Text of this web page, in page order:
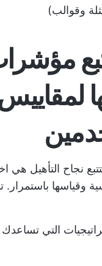
وقوالب)
نجاح التأهيل هي
وقياسها باستمرار.
التي